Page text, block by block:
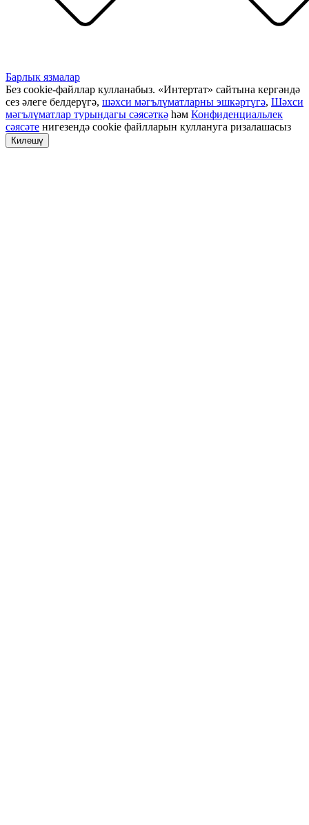
Барлык язмалар
Без cookie-файллар кулланабыз. «Интертат» сайтына кергәндә
сез әлеге белдерүгә, шәхси мәгълүматларны эшкәртүгә, Шәхси
мәгълүматлар турындагы сәясәткә һәм Конфиденциальлек
сәясәте нигезендә cookie файлларын куллануга ризалашасыз
Килешү